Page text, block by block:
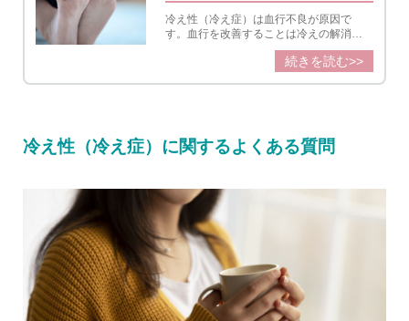
冷え性（冷え症）は血行不良が原因で
す。血行を改善することは冷えの解消に
役立つだけでなく、冷えに関連するさま
ざまな症状の緩和につながります。今す
続きを読む>>
冷え性（冷え症）に関するよくある質問